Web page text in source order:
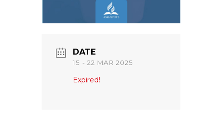
DATE
15 - 22 MAR 2025
Expired!